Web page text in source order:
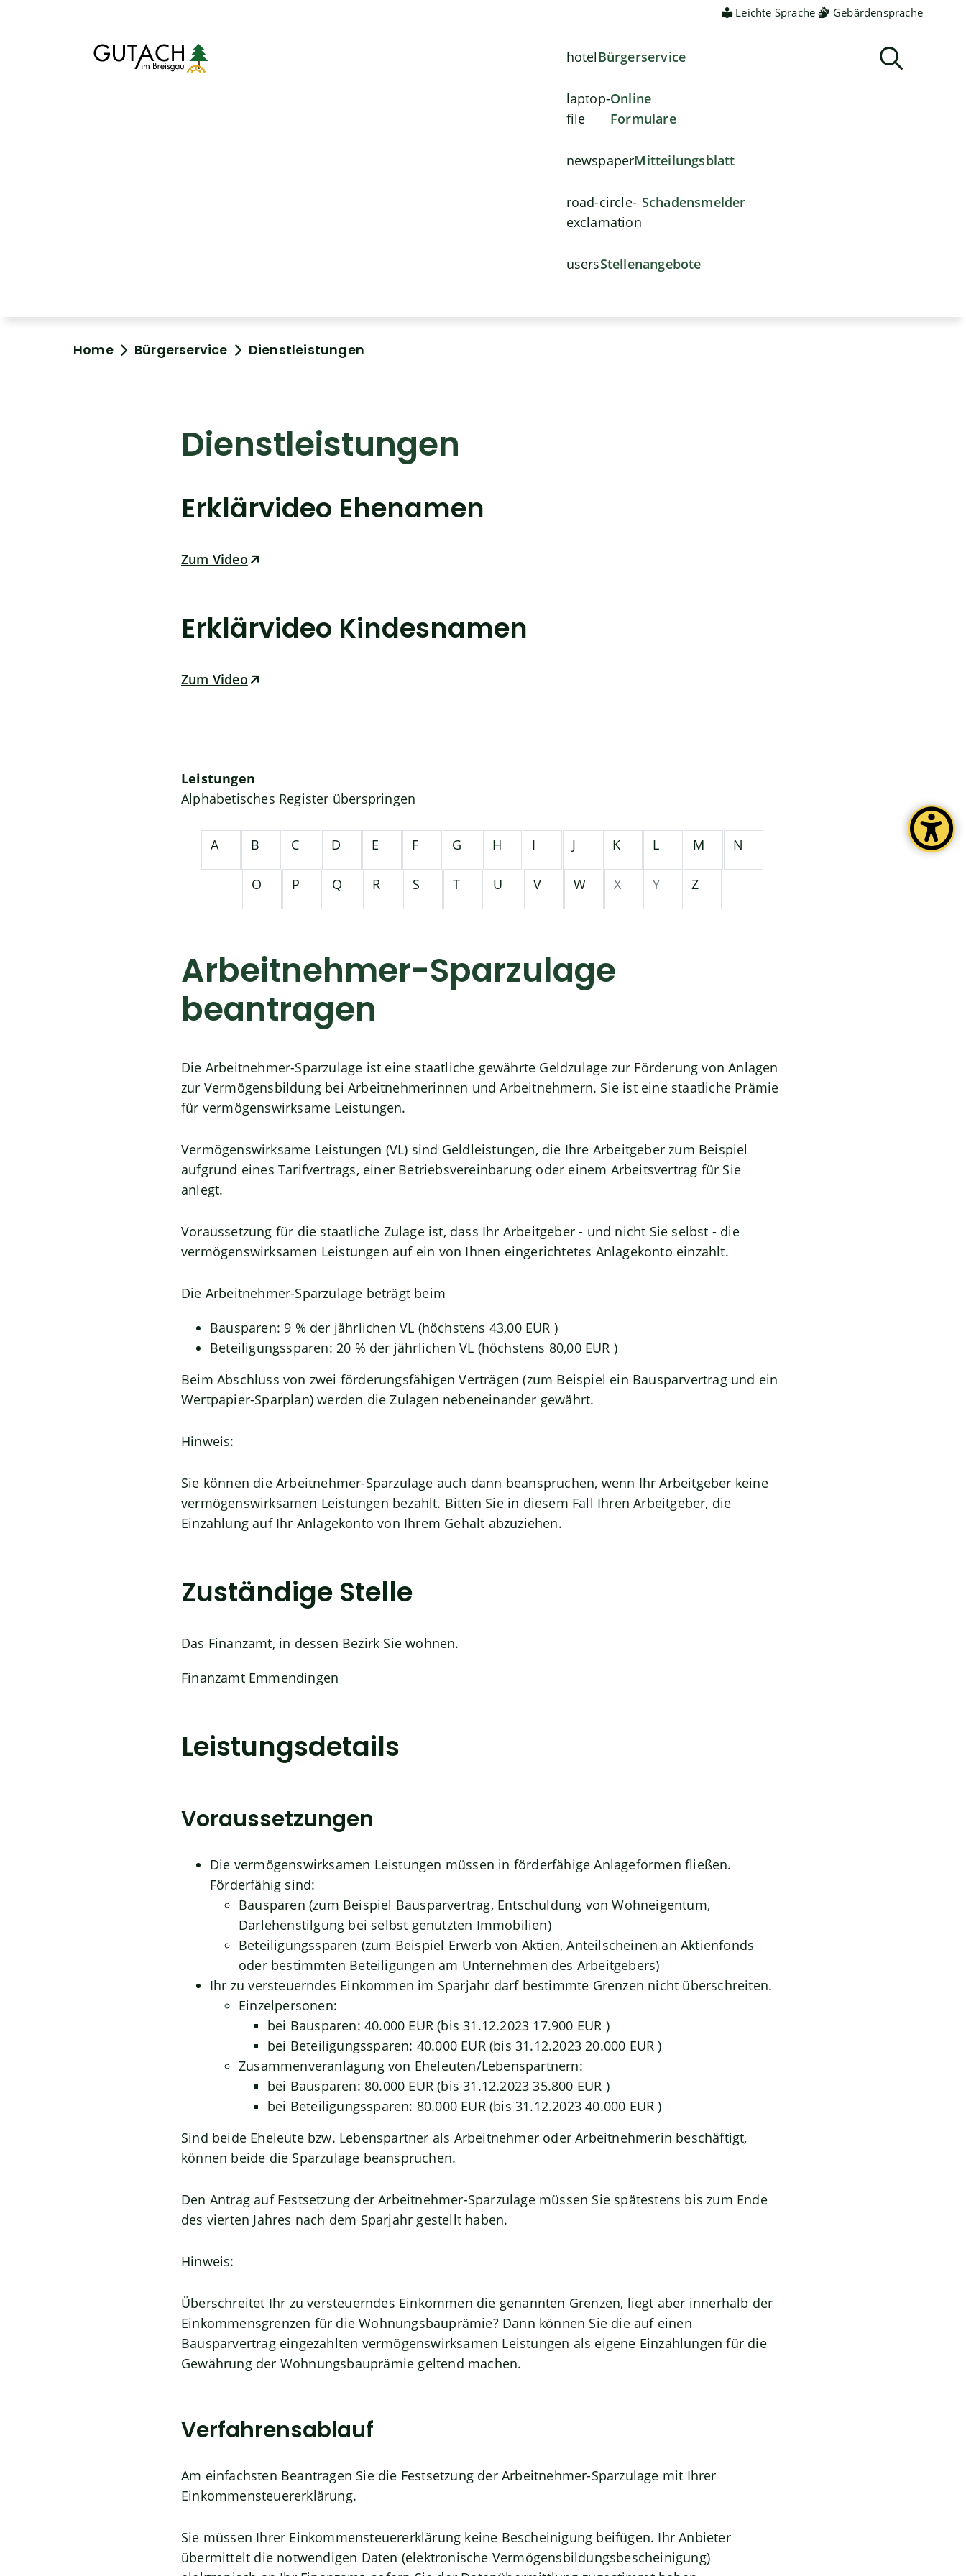
Leichte Sprache Gebärdensprache
hotelBürgerservice
laptop-
file
Online
Formulare
newspaperMitteilungsblatt
road-circle-
exclamation
Schadensmelder
usersStellenangebote
Home Bürgerservice Dienstleistungen
Dienstleistungen
Erklärvideo Ehenamen
Zum Video
Erklärvideo Kindesnamen
Zum Video
Leistungen
Alphabetisches Register überspringen
A B C D E F G H I J K L M N
O P Q R S T U V W X Y Z
Arbeitnehmer-Sparzulage
beantragen
Die Arbeitnehmer-Sparzulage ist eine staatliche gewährte Geldzulage zur Förderung von Anlagen
zur Vermögensbildung bei Arbeitnehmerinnen und Arbeitnehmern. Sie ist eine staatliche Prämie
für vermögenswirksame Leistungen.
Vermögenswirksame Leistungen (VL) sind Geldleistungen, die Ihre Arbeitgeber zum Beispiel
aufgrund eines Tarifvertrags, einer Betriebsvereinbarung oder einem Arbeitsvertrag für Sie
anlegt.
Voraussetzung für die staatliche Zulage ist, dass Ihr Arbeitgeber - und nicht Sie selbst - die
vermögenswirksamen Leistungen auf ein von Ihnen eingerichtetes Anlagekonto einzahlt.
Die Arbeitnehmer-Sparzulage beträgt beim
Bausparen: 9 % der jährlichen VL (höchstens 43,00 EUR )
Beteiligungssparen: 20 % der jährlichen VL (höchstens 80,00 EUR )
Beim Abschluss von zwei förderungsfähigen Verträgen (zum Beispiel ein Bausparvertrag und ein
Wertpapier-Sparplan) werden die Zulagen nebeneinander gewährt.
Hinweis:
Sie können die Arbeitnehmer-Sparzulage auch dann beanspruchen, wenn Ihr Arbeitgeber keine
vermögenswirksamen Leistungen bezahlt. Bitten Sie in diesem Fall Ihren Arbeitgeber, die
Einzahlung auf Ihr Anlagekonto von Ihrem Gehalt abzuziehen.
Zuständige Stelle
Das Finanzamt, in dessen Bezirk Sie wohnen.
Finanzamt Emmendingen
Leistungsdetails
Voraussetzungen
Die vermögenswirksamen Leistungen müssen in förderfähige Anlageformen fließen.
Förderfähig sind:
Bausparen (zum Beispiel Bausparvertrag, Entschuldung von Wohneigentum,
Darlehenstilgung bei selbst genutzten Immobilien)
Beteiligungssparen (zum Beispiel Erwerb von Aktien, Anteilscheinen an Aktienfonds
oder bestimmten Beteiligungen am Unternehmen des Arbeitgebers)
Ihr zu versteuerndes Einkommen im Sparjahr darf bestimmte Grenzen nicht überschreiten.
Einzelpersonen:
bei Bausparen: 40.000 EUR (bis 31.12.2023 17.900 EUR )
bei Beteiligungssparen: 40.000 EUR (bis 31.12.2023 20.000 EUR )
Zusammenveranlagung von Eheleuten/Lebenspartnern:
bei Bausparen: 80.000 EUR (bis 31.12.2023 35.800 EUR )
bei Beteiligungssparen: 80.000 EUR (bis 31.12.2023 40.000 EUR )
Sind beide Eheleute bzw. Lebenspartner als Arbeitnehmer oder Arbeitnehmerin beschäftigt,
können beide die Sparzulage beanspruchen.
Den Antrag auf Festsetzung der Arbeitnehmer-Sparzulage müssen Sie spätestens bis zum Ende
des vierten Jahres nach dem Sparjahr gestellt haben.
Hinweis:
Überschreitet Ihr zu versteuerndes Einkommen die genannten Grenzen, liegt aber innerhalb der
Einkommensgrenzen für die Wohnungsbauprämie? Dann können Sie die auf einen
Bausparvertrag eingezahlten vermögenswirksamen Leistungen als eigene Einzahlungen für die
Gewährung der Wohnungsbauprämie geltend machen.
Verfahrensablauf
Am einfachsten Beantragen Sie die Festsetzung der Arbeitnehmer-Sparzulage mit Ihrer
Einkommensteuererklärung.
Sie müssen Ihrer Einkommensteuererklärung keine Bescheinigung beifügen. Ihr Anbieter
übermittelt die notwendigen Daten (elektronische Vermögensbildungsbescheinigung)